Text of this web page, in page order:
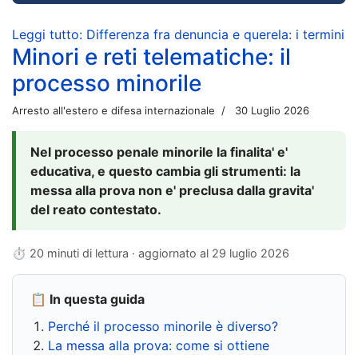
Leggi tutto: Differenza fra denuncia e querela: i termini
Minori e reti telematiche: il
processo minorile
Arresto all'estero e difesa internazionale 30 Luglio 2026
Nel processo penale minorile la finalita' e'
educativa, e questo cambia gli strumenti: la
messa alla prova non e' preclusa dalla gravita'
del reato contestato.
⏱ 20 minuti di lettura · aggiornato al 29 luglio 2026
📋 In questa guida
Perché il processo minorile è diverso?
La messa alla prova: come si ottiene